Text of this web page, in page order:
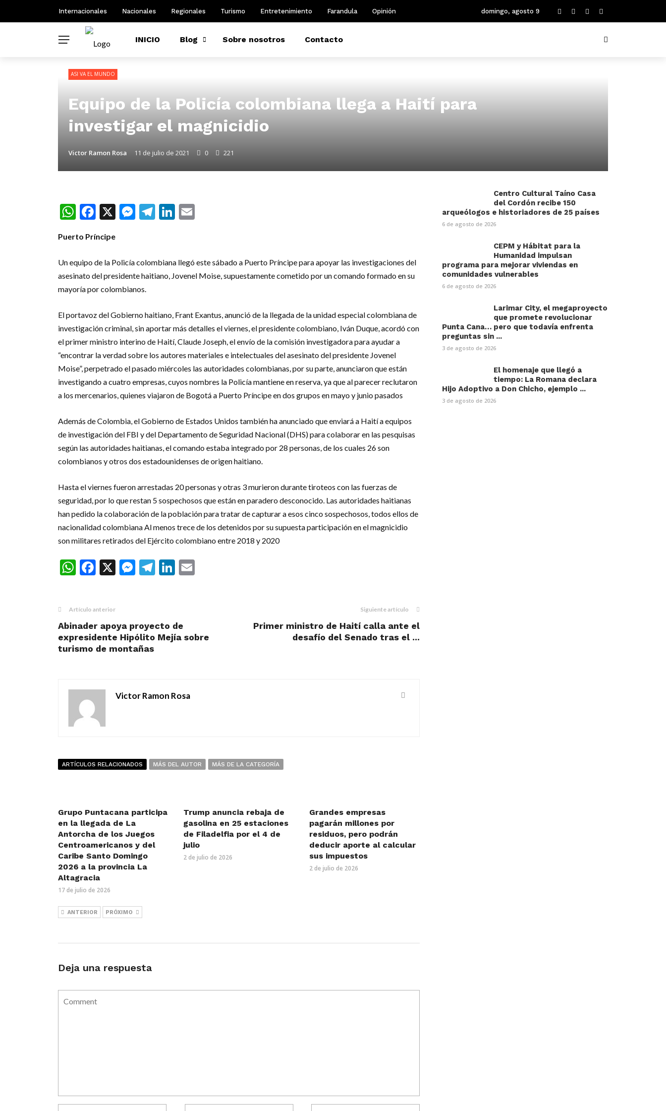
Internacionales Nacionales Regionales Turismo Entretenimiento Farandula Opinión domingo, agosto 9
INICIO Blog Sobre nosotros Contacto
ASI VA EL MUNDO
Equipo de la Policía colombiana llega a Haití para
investigar el magnicidio
Victor Ramon Rosa 11 de julio de 2021 0 221
WhatsApp
Facebook
X Messenger
Telegram
LinkedIn
Puerto Príncipe
Un equipo de la Policía colombiana llegó este sábado a Puerto Príncipe para apoyar las investigaciones del
asesinato del presidente haitiano, Jovenel Moise, supuestamente cometido por un comando formado en su
mayoría por colombianos.
El portavoz del Gobierno haitiano, Frant Exantus, anunció de la llegada de la unidad especial colombiana de
investigación criminal, sin aportar más detalles el viernes, el presidente colombiano, Iván Duque, acordó con
el primer ministro interino de Haití, Claude Joseph, el envío de la comisión investigadora para ayudar a
“encontrar la verdad sobre los autores materiales e intelectuales del asesinato del presidente Jovenel
Moise”, perpetrado el pasado miércoles las autoridades colombianas, por su parte, anunciaron que están
investigando a cuatro empresas, cuyos nombres la Policía mantiene en reserva, ya que al parecer reclutaron
a los mercenarios, quienes viajaron de Bogotá a Puerto Príncipe en dos grupos en mayo y junio pasados
Además de Colombia, el Gobierno de Estados Unidos también ha anunciado que enviará a Haití a equipos
de investigación del FBI y del Departamento de Seguridad Nacional (DHS) para colaborar en las pesquisas
según las autoridades haitianas, el comando estaba integrado por 28 personas, de los cuales 26 son
colombianos y otros dos estadounidenses de origen haitiano.
Hasta el viernes fueron arrestadas 20 personas y otras 3 murieron durante tiroteos con las fuerzas de
seguridad, por lo que restan 5 sospechosos que están en paradero desconocido. Las autoridades haitianas
han pedido la colaboración de la población para tratar de capturar a esos cinco sospechosos, todos ellos de
nacionalidad colombiana Al menos trece de los detenidos por su supuesta participación en el magnicidio
son militares retirados del Ejército colombiano entre 2018 y 2020
WhatsApp
Facebook
X Messenger
Telegram
LinkedIn
Artículo anterior
Abinader apoya proyecto de
expresidente Hipólito Mejía sobre
turismo de montañas
Siguiente artículo
Primer ministro de Haití calla ante el
desafío del Senado tras el ...
Victor Ramon Rosa
ARTÍCULOS RELACIONADOS MÁS DEL AUTOR MÁS DE LA CATEGORÍA
Grupo Puntacana participa
en la llegada de La
Antorcha de los Juegos
Centroamericanos y del
Caribe Santo Domingo
2026 a la provincia La
Altagracia
17 de julio de 2026
Trump anuncia rebaja de
gasolina en 25 estaciones
de Filadelfia por el 4 de
julio
2 de julio de 2026
Grandes empresas
pagarán millones por
residuos, pero podrán
deducir aporte al calcular
sus impuestos
2 de julio de 2026
ANTERIOR PRÓXIMO
Deja una respuesta
Centro Cultural Taíno Casa
del Cordón recibe 150
arqueólogos e historiadores de 25 países
6 de agosto de 2026
CEPM y Hábitat para la
Humanidad impulsan
programa para mejorar viviendas en
comunidades vulnerables
6 de agosto de 2026
Larimar City, el megaproyecto
que promete revolucionar
Punta Cana… pero que todavía enfrenta
preguntas sin ...
3 de agosto de 2026
El homenaje que llegó a
tiempo: La Romana declara
Hijo Adoptivo a Don Chicho, ejemplo ...
3 de agosto de 2026